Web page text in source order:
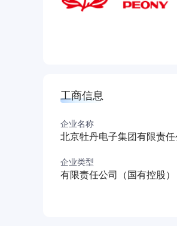
工商信息
企业名称
北京牡丹电子集团有限责任
企业类型
有限责任公司（国有控股）